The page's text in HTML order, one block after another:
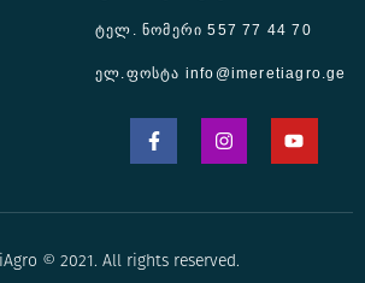
ტელ. ნომერი 557 77 44 70
ელ.ფოსტა info@imeretiagro.ge
© 2021. All rights reserved.